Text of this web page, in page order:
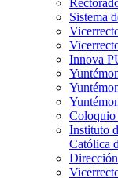
Sistema
Innova
Instituto
Católica